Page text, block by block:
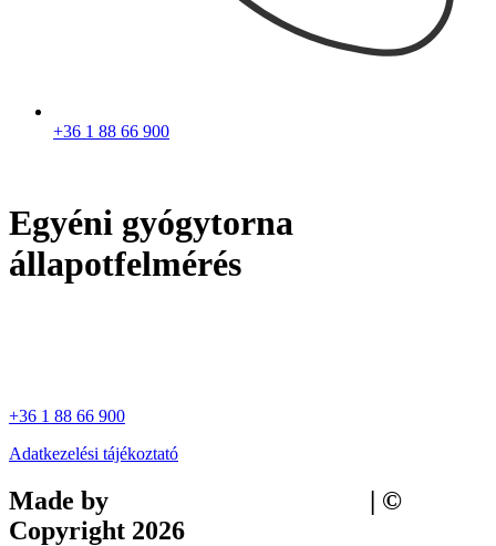
+36 1 88 66 900
Egyéni gyógytorna
állapotfelmérés
+36 1 88 66 900
Adatkezelési tájékoztató
Made by
| ©
Copyright 2026